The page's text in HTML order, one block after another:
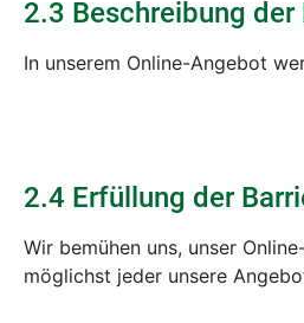
2.3 Beschreibung
In unserem Online-Angebot
2.4 Erfüllung der
Wir bemühen uns, unser
möglichst jeder unsere